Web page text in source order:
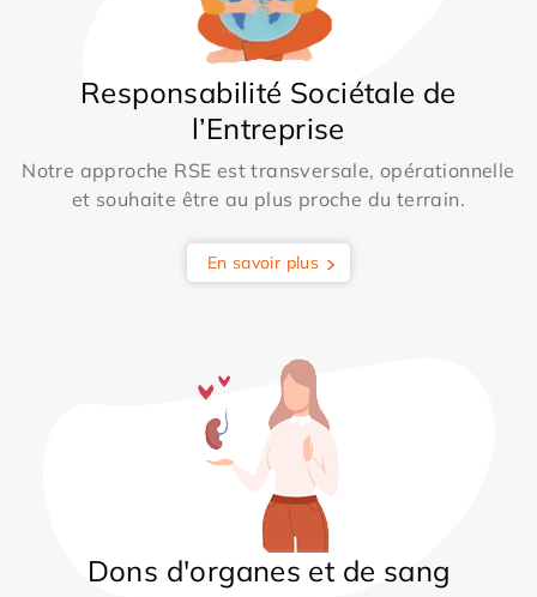
Responsabilité Sociétale de
l’Entreprise
Notre approche RSE est transversale, opérationnelle
et souhaite être au plus proche du terrain.
En savoir plus
Dons d'organes et de sang